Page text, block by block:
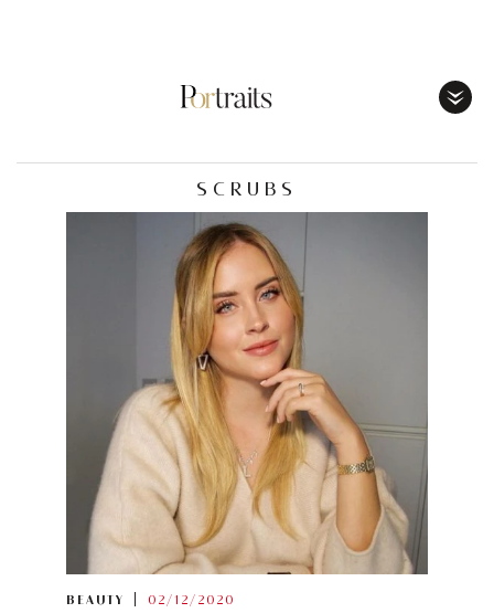
SCRUBS
BEAUTY 02/12/2020